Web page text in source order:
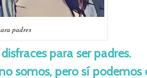
padres
para ser padres.
somos, pero sí podemos